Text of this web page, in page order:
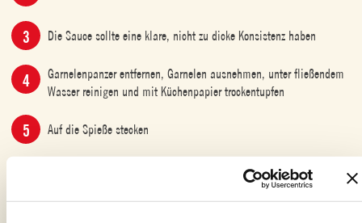
Die Sauce sollte eine klare, nicht zu dicke Konsistenz haben
Garnelenpanzer entfernen, Garnelen ausnehmen, unter fließendem
Wasser reinigen und mit Küchenpapier trockentupfen
Auf die Spieße stecken
Mit der halben Menge der Sauce auf beiden Seiten bestreichen